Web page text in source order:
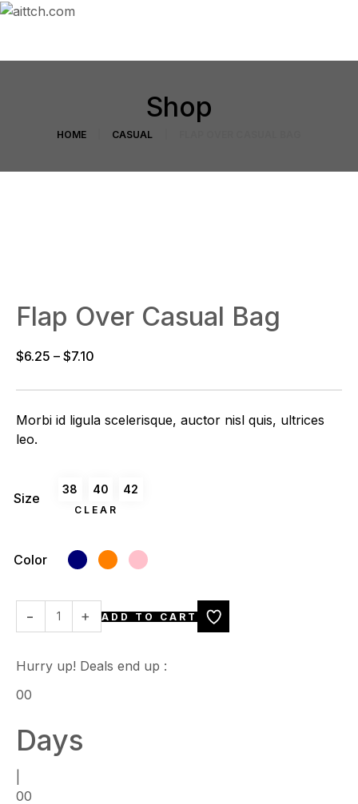
Shop
HOME CASUAL
Flap Over Casual Bag
$6.25 – $7.10
Morbi id ligula scelerisque, auctor nisl quis, ultrices
leo.
Color
Size
38 40 42
CLEAR
ADD TO CART
Hurry up! Deals end up :
00
Days
00